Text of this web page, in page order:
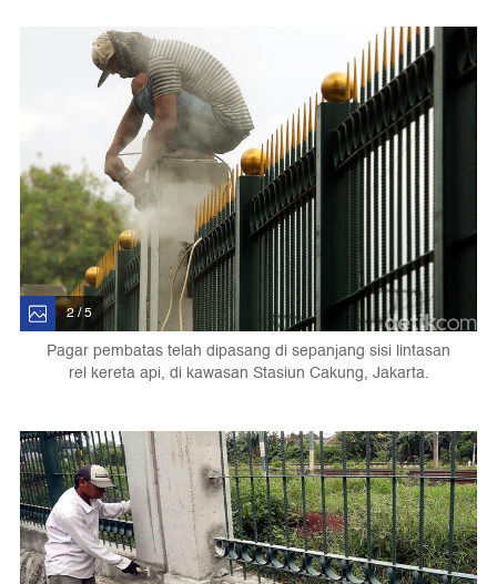
2 / 5
Pagar pembatas telah dipasang di sepanjang sisi lintasan
rel kereta api, di kawasan Stasiun Cakung, Jakarta.